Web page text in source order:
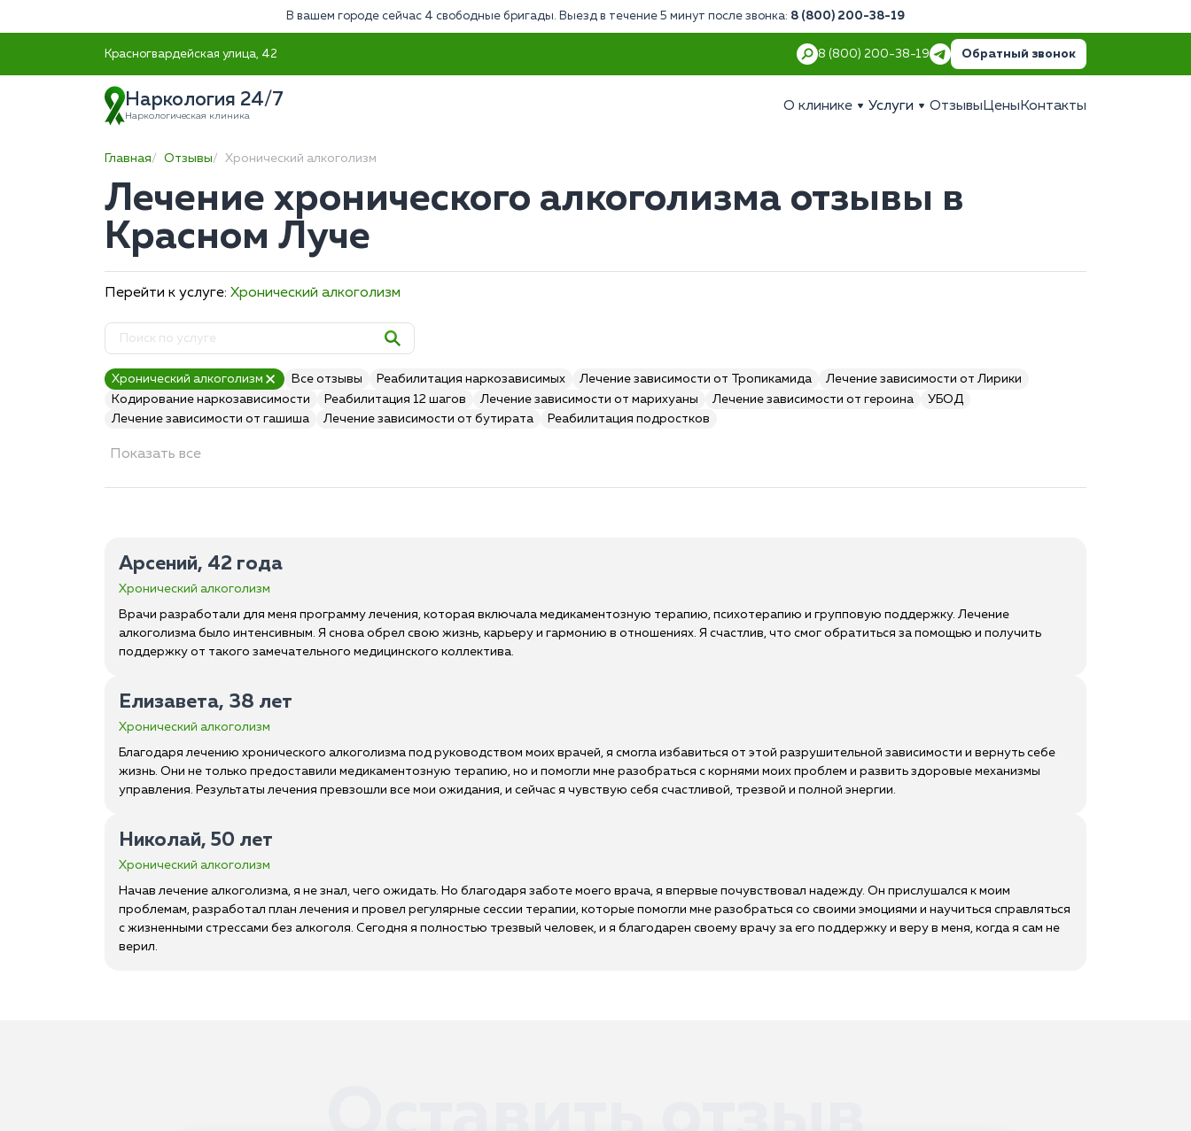
В вашем городе сейчас 4 свободные бригады. Выезд в течение 5 минут после звонка: 8 (800) 200-38-19
Красногвардейская улица, 42 8 (800) 200-38-19 Обратный звонок
Наркология 24/7
Наркологическая клиника
О клинике Услуги Отзывы Цены Контакты
Главная Отзывы Хронический алкоголизм
Лечение хронического алкоголизма отзывы в
Красном Луче
Перейти к услуге: Хронический алкоголизм
Хронический алкоголизм Все отзывы Реабилитация наркозависимых Лечение зависимости от Тропикамида
Лечение зависимости от Лирики
Кодирование наркозависимости
Реабилитация 12 шагов Лечение зависимости от марихуаны Лечение зависимости от героина
УБОД
Лечение зависимости от гашиша
Лечение зависимости от бутирата Реабилитация подростков
Показать все
Арсений, 42 года
Хронический алкоголизм
Врачи разработали для меня программу лечения, которая включала медикаментозную терапию, психотерапию и групповую поддержку. Лечение
алкоголизма было интенсивным. Я снова обрел свою жизнь, карьеру и гармонию в отношениях. Я счастлив, что смог обратиться за помощью и получить
поддержку от такого замечательного медицинского коллектива.
Елизавета, 38 лет
Хронический алкоголизм
Благодаря лечению хронического алкоголизма под руководством моих врачей, я смогла избавиться от этой разрушительной зависимости и вернуть себе
жизнь. Они не только предоставили медикаментозную терапию, но и помогли мне разобраться с корнями моих проблем и развить здоровые механизмы
управления. Результаты лечения превзошли все мои ожидания, и сейчас я чувствую себя счастливой, трезвой и полной энергии.
Николай, 50 лет
Хронический алкоголизм
Начав лечение алкоголизма, я не знал, чего ожидать. Но благодаря заботе моего врача, я впервые почувствовал надежду. Он прислушался к моим
проблемам, разработал план лечения и провел регулярные сессии терапии, которые помогли мне разобраться со своими эмоциями и научиться справляться
с жизненными стрессами без алкоголя. Сегодня я полностью трезвый человек, и я благодарен своему врачу за его поддержку и веру в меня, когда я сам не
верил.